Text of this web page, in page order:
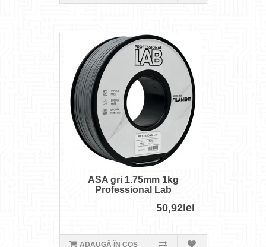
ASA gri 1.75mm 1kg
Professional Lab
50,92lei
ADAUGĂ ÎN COŞ